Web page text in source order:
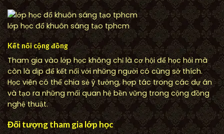
lớp học đổ khuôn sáng tạo tphcm
Kết nối cộng đồng
Tham gia vào lớp học không chỉ là cơ hội để học hỏi mà
còn là dịp để kết nối với những người có cùng sở thích.
Học viên có thể chia sẻ ý tưởng, hợp tác trong các dự án
và tạo ra những mối quan hệ bền vững trong cộng đồng
nghệ thuật.
Đối tượng tham gia lớp học